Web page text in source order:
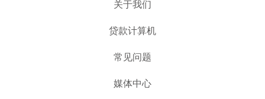
关于我们
贷款计算机
常见问题
媒体中心